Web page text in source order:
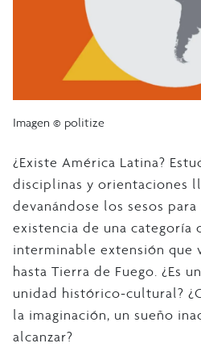
Imagen © politize
¿Existe América Latina?
disciplinas y orientaciones
devanándose los sesos
existencia de una categoría
interminable extensión que
hasta Tierra de Fuego. ¿Es
unidad histórico-cultural?
la imaginación, un sueño
alcanzar?